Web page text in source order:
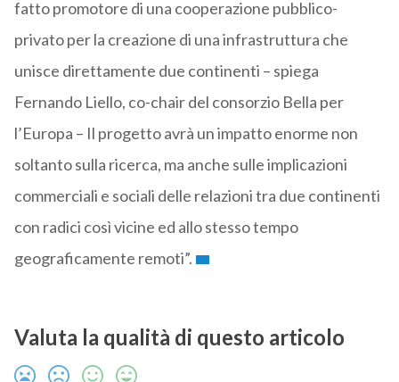
fatto promotore di una cooperazione pubblico-
privato per la creazione di una infrastruttura che
unisce direttamente due continenti – spiega
Fernando Liello, co-chair del consorzio Bella per
l’Europa – Il progetto avrà un impatto enorme non
soltanto sulla ricerca, ma anche sulle implicazioni
commerciali e sociali delle relazioni tra due continenti
con radici così vicine ed allo stesso tempo
geograficamente remoti”.
Valuta la qualità di questo articolo